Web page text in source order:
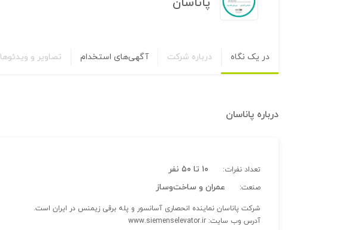
در یک نگاه درباره شرکت آگهی‌های استخدام تصاویر و ویدئوها
درباره پاناسان
تعداد نفرات: ۱۰ تا ۵۰ نفر
صنعت: عمران و ساخت‌وساز
شرکت پاناسان نماینده انحصاری آسانسور و پله برقی زیمنس در ایران است.
آدرس وب سایت: www.siemenselevator.ir